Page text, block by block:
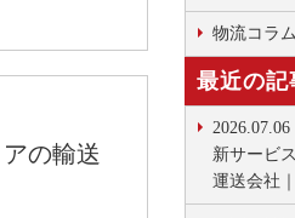
の輸送
物流コラ
最近の記
2026.07.06
新サービ
運送会社